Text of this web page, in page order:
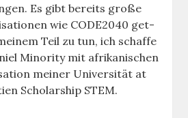
Es gibt bereits große
wie CODE2040 get-
Teil zu tun, ich schaffe
Minority mit afrikanischen
meiner Universität at
Scholarship STEM.